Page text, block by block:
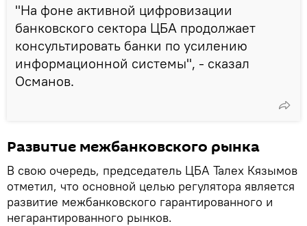
"На фоне активной цифровизации
банковского сектора ЦБА продолжает
консультировать банки по усилению
информационной системы", - сказал
Османов.
Развитие межбанковского рынка
В свою очередь, председатель ЦБА Талех Кязымов
отметил, что основной целью регулятора является
развитие межбанковского гарантированного и
негарантированного рынков.